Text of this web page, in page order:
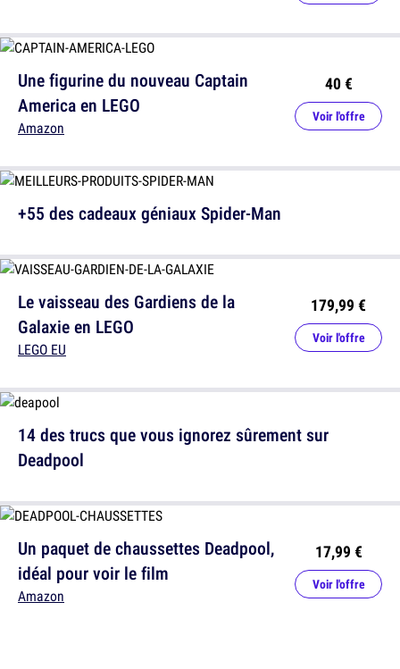
+55 des cadeaux géniaux Spider-Man
14 des trucs que vous ignorez sûrement sur
Deadpool
Une figurine du nouveau Captain
America en LEGO
Amazon
40 €
Voir l'offre
Le vaisseau des Gardiens de la
Galaxie en LEGO
LEGO EU
179,99 €
Voir l'offre
Un paquet de chaussettes Deadpool,
idéal pour voir le film
Amazon
17,99 €
Voir l'offre